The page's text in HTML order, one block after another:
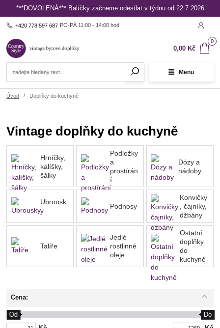
***DOVOLENÁ*** Balíčky začneme odesílat v týdnu od 22.7.2026
Menu
+420 778 597 687 PO-PÁ 11:00 - 14:00 hod
0
0,00 Kč
Úvod Doplňky do kuchyně
Vintage doplňky do kuchyně
Hrníčky,
kalíšky,
šálky
Podložky
a
prostírán
í
Dózy a
nádoby
Ubrousk
y
Podnosy
Konvičky
, čajníky,
džbány
Talíře
Jedlé
rostlinné
oleje
Ostatní
doplňky
do
kuchyně
Cena:
Od Do